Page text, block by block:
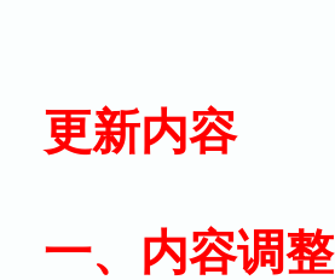
更新内容
一、内容调整